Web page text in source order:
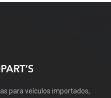
para veículos importados,